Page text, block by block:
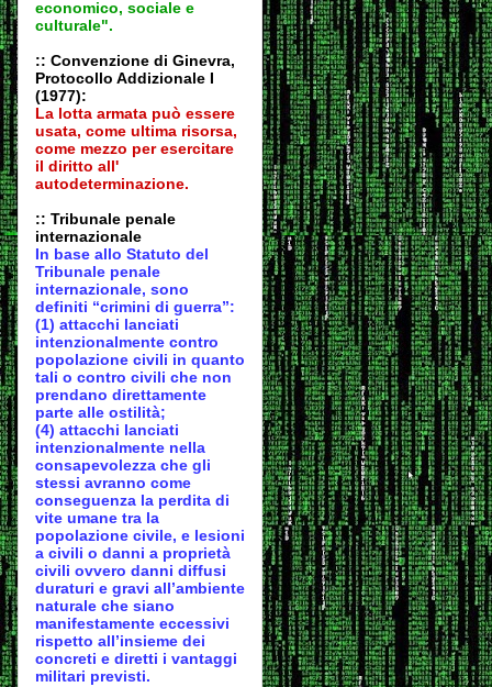
economico, sociale e
culturale".
:: Convenzione di Ginevra,
Protocollo Addizionale I
(1977):
La lotta armata può essere
usata, come ultima risorsa,
come mezzo per esercitare
il diritto all'
autodeterminazione.
:: Tribunale penale
internazionale
In base allo Statuto del
Tribunale penale
internazionale, sono
definiti “crimini di guerra”:
(1) attacchi lanciati
intenzionalmente contro
popolazione civili in quanto
tali o contro civili che non
prendano direttamente
parte alle ostilità;
(4) attacchi lanciati
intenzionalmente nella
consapevolezza che gli
stessi avranno come
conseguenza la perdita di
vite umane tra la
popolazione civile, e lesioni
a civili o danni a proprietà
civili ovvero danni diffusi
duraturi e gravi all’ambiente
naturale che siano
manifestamente eccessivi
rispetto all’insieme dei
concreti e diretti i vantaggi
militari previsti.